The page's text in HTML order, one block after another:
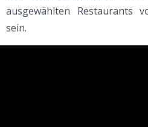
ausgewählten Restaurants
sein.